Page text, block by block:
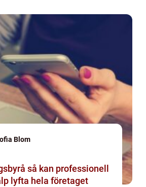
Blom
lyfta hela företaget